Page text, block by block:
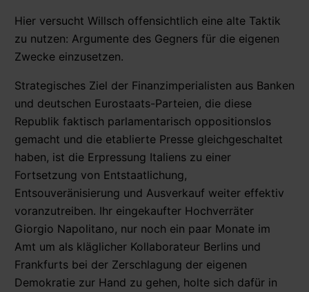
Hier versucht Willsch offensichtlich eine alte Taktik
zu nutzen: Argumente des Gegners für die eigenen
Zwecke einzusetzen.
Strategisches Ziel der Finanzimperialisten aus Banken
und deutschen Eurostaats-Parteien, die diese
Republik faktisch parlamentarisch oppositionslos
gemacht und die etablierte Presse gleichgeschaltet
haben, ist die Erpressung Italiens zu einer
Fortsetzung von Entstaatlichung,
Entsouveränisierung und Ausverkauf weiter effektiv
voranzutreiben. Ihr eingekaufter Hochverräter
Giorgio Napolitano, nur noch ein paar Monate im
Amt um als kläglicher Kollaborateur Berlins und
Frankfurts bei der Zerschlagung der eigenen
Demokratie zur Hand zu gehen, holte sich dafür in